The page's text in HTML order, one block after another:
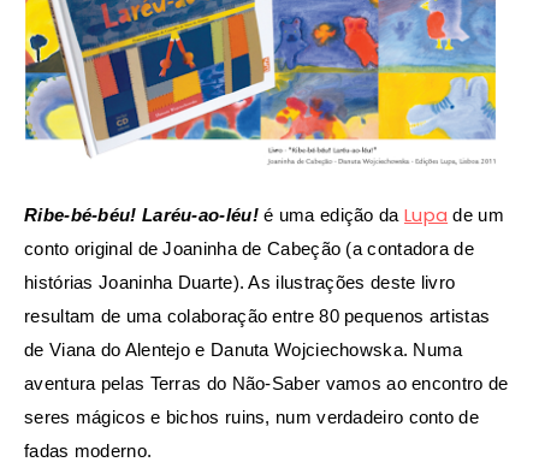
Ribe-bé-béu! Laréu-ao-léu!é uma edição da Lupa de um
conto original de Joaninha de Cabeção (a contadora de
histórias Joaninha Duarte). As ilustrações deste livro
resultam de uma colaboração entre 80 pequenos artistas
de Viana do Alentejo e Danuta Wojciechowska. Numa
aventura pelas Terras do Não-Saber vamos ao encontro de
seres mágicos e bichos ruins, num verdadeiro conto de
fadas moderno.